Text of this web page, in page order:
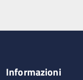
Informazioni